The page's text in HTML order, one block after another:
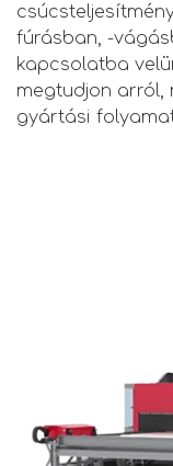
fúrásban, -
kapcsolatba
megtudjon arról,
gyártási